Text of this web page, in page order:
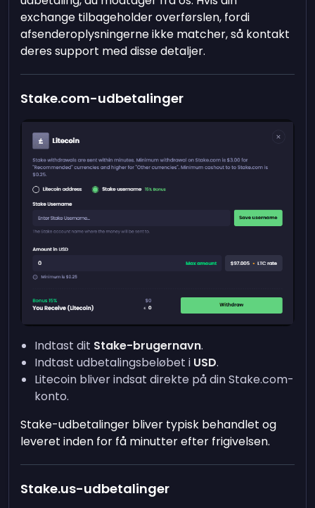
exchange tilbageholder overførslen, fordi
afsenderoplysningerne ikke matcher, så kontakt
deres support med disse detaljer.
Stake.com-udbetalinger
Indtast dit Stake-brugernavn.
Indtast udbetalingsbeløbet i USD.
Litecoin bliver indsat direkte på din Stake.com-
konto.
Stake-udbetalinger bliver typisk behandlet og
leveret inden for få minutter efter frigivelsen.
Stake.us-udbetalinger